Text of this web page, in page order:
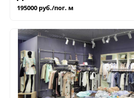
195000 руб./пог. м